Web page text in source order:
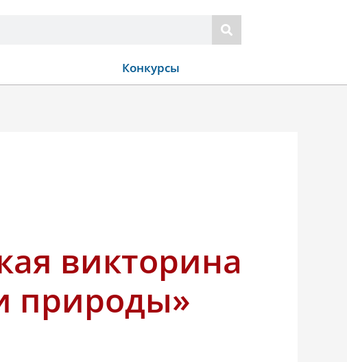
Конкурсы
викторина
природы»